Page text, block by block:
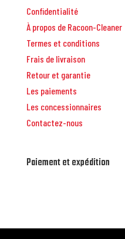
Confidentialité
À propos de Racoon-Cleaner
Termes et conditions
Frais de livraison
Retour et garantie
Les paiements
Les concessionnaires
Contactez-nous
Paiement et expédition